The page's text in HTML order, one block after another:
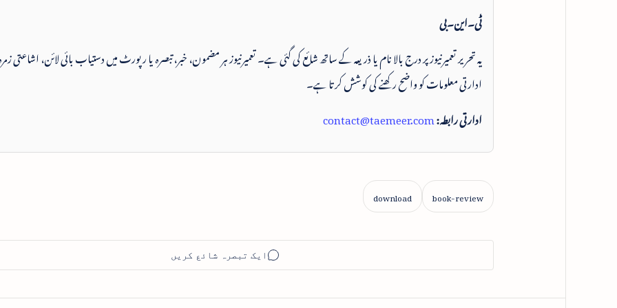
ٹی۔این۔بی
یہ تحریر تعمیرنیوز پر درج بالا نام یا ذریعہ کے ساتھ شائع کی گئی ہے۔ تعمیرنیوز ہر مضمون، خبر، تبصرہ یا رپورٹ میں دستیاب بائی لائن، اشاعتی
ادارتی معلومات کو واضح رکھنے کی کوشش کرتا ہے۔
ادارتی رابطہ:contact@taemeer.com